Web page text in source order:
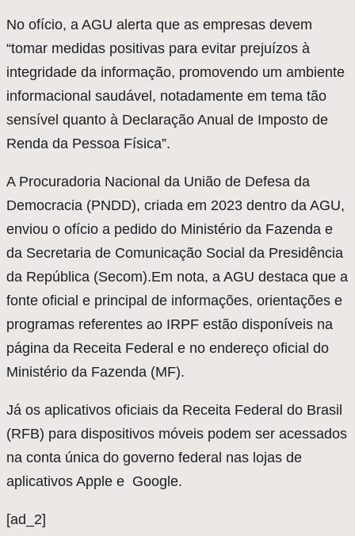
No ofício, a AGU alerta que as empresas devem
“tomar medidas positivas para evitar prejuízos à
integridade da informação, promovendo um ambiente
informacional saudável, notadamente em tema tão
sensível quanto à Declaração Anual de Imposto de
Renda da Pessoa Física”.
A Procuradoria Nacional da União de Defesa da
Democracia (PNDD), criada em 2023 dentro da AGU,
enviou o ofício a pedido do Ministério da Fazenda e
da Secretaria de Comunicação Social da Presidência
da República (Secom).Em nota, a AGU destaca que a
fonte oficial e principal de informações, orientações e
programas referentes ao IRPF estão disponíveis na
página da Receita Federal e no endereço oficial do
Ministério da Fazenda (MF).
Já os aplicativos oficiais da Receita Federal do Brasil
(RFB) para dispositivos móveis podem ser acessados
na conta única do governo federal nas lojas de
aplicativos Apple e Google.
[ad_2]